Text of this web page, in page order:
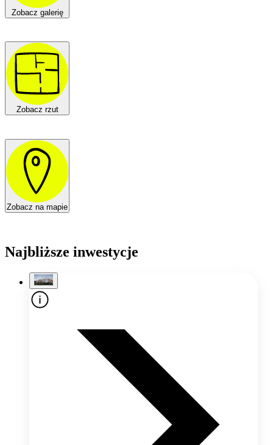
Zobacz galerię
Zobacz rzut
Zobacz na mapie
Najbliższe inwestycje